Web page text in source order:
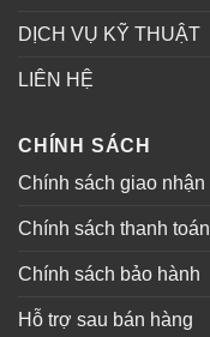
DỊCH VỤ KỸ THUẬT
LIÊN HỆ
CHÍNH SÁCH
Chính sách giao nhận
Chính sách thanh toán
Chính sách bảo hành
Hỗ trợ sau bán hàng